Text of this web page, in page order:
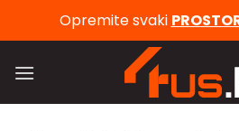
Opremite svaki